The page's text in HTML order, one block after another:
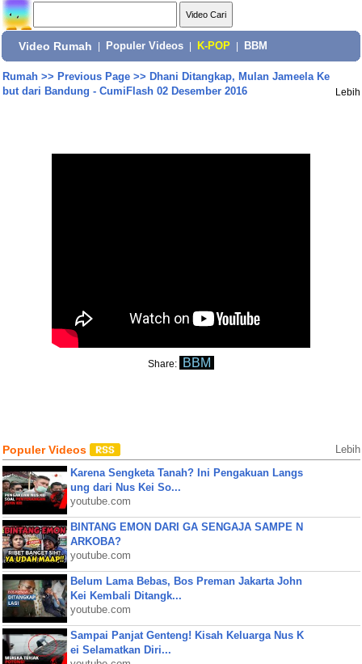
Video Rumah Populer Videos K-POP BBM
Rumah>> Previous Page>> Dhani Ditangkap, Mulan Jameela Ke
but dari Bandung - CumiFlash 02 Desember 2016
Lebih
Share: BBM
Populer Videos Lebih
Karena Sengketa Tanah? Ini Pengakuan Langs
ung dari Nus Kei So...
youtube.com
BINTANG EMON DARI GA SENGAJA SAMPE N
ARKOBA?
youtube.com
Belum Lama Bebas, Bos Preman Jakarta John
Kei Kembali Ditangk...
youtube.com
Sampai Panjat Genteng! Kisah Keluarga Nus K
ei Selamatkan Diri...